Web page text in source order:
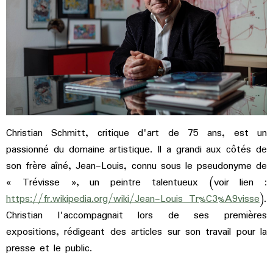
Christian Schmitt, critique d'art de 75 ans, est un
passionné du domaine artistique. Il a grandi aux côtés de
son frère aîné, Jean-Louis, connu sous le pseudonyme de
« Trévisse », un peintre talentueux (voir lien :
https://fr.wikipedia.org/wiki/Jean-Louis_Tr%C3%A9visse).
Christian l'accompagnait lors de ses premières
expositions, rédigeant des articles sur son travail pour la
presse et le public.